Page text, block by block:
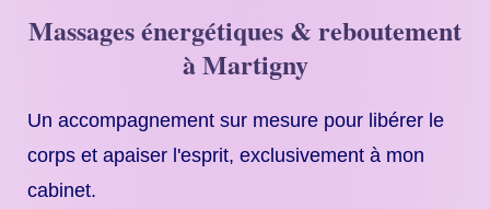
Massages énergétiques & reboutement
à Martigny
Un accompagnement sur mesure pour libérer le
corps et apaiser l'esprit, exclusivement à mon
cabinet.